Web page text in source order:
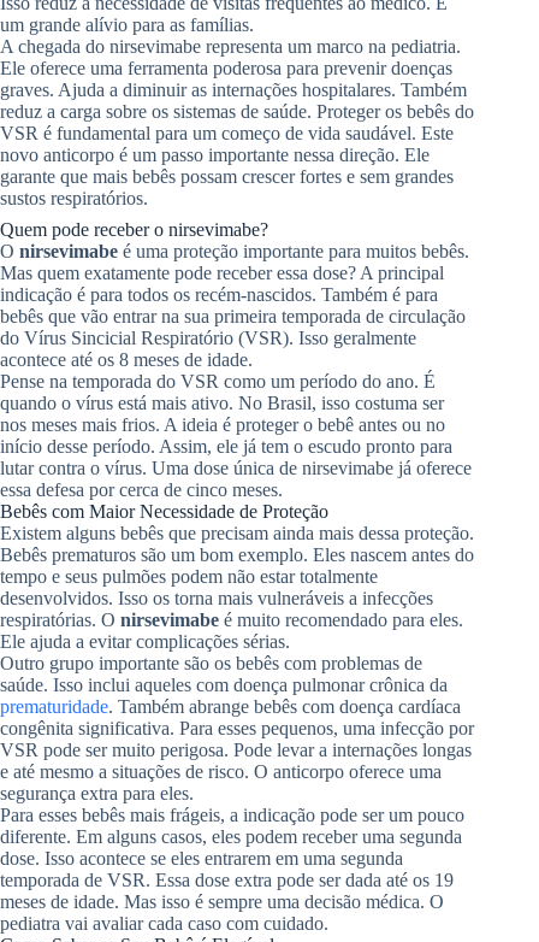
um grande alívio para as famílias.
A chegada do nirsevimabe representa um marco na pediatria.
Ele oferece uma ferramenta poderosa para prevenir doenças
graves. Ajuda a diminuir as internações hospitalares. Também
reduz a carga sobre os sistemas de saúde. Proteger os bebês do
VSR é fundamental para um começo de vida saudável. Este
novo anticorpo é um passo importante nessa direção. Ele
garante que mais bebês possam crescer fortes e sem grandes
sustos respiratórios.
Quem pode receber o nirsevimabe?
O nirsevimabe é uma proteção importante para muitos bebês.
Mas quem exatamente pode receber essa dose? A principal
indicação é para todos os recém-nascidos. Também é para
bebês que vão entrar na sua primeira temporada de circulação
do Vírus Sincicial Respiratório (VSR). Isso geralmente
acontece até os 8 meses de idade.
Pense na temporada do VSR como um período do ano. É
quando o vírus está mais ativo. No Brasil, isso costuma ser
nos meses mais frios. A ideia é proteger o bebê antes ou no
início desse período. Assim, ele já tem o escudo pronto para
lutar contra o vírus. Uma dose única de nirsevimabe já oferece
essa defesa por cerca de cinco meses.
Bebês com Maior Necessidade de Proteção
Existem alguns bebês que precisam ainda mais dessa proteção.
Bebês prematuros são um bom exemplo. Eles nascem antes do
tempo e seus pulmões podem não estar totalmente
desenvolvidos. Isso os torna mais vulneráveis a infecções
respiratórias. O nirsevimabe é muito recomendado para eles.
Ele ajuda a evitar complicações sérias.
Outro grupo importante são os bebês com problemas de
saúde. Isso inclui aqueles com doença pulmonar crônica da
prematuridade. Também abrange bebês com doença cardíaca
congênita significativa. Para esses pequenos, uma infecção por
VSR pode ser muito perigosa. Pode levar a internações longas
e até mesmo a situações de risco. O anticorpo oferece uma
segurança extra para eles.
Para esses bebês mais frágeis, a indicação pode ser um pouco
diferente. Em alguns casos, eles podem receber uma segunda
dose. Isso acontece se eles entrarem em uma segunda
temporada de VSR. Essa dose extra pode ser dada até os 19
meses de idade. Mas isso é sempre uma decisão médica. O
pediatra vai avaliar cada caso com cuidado.